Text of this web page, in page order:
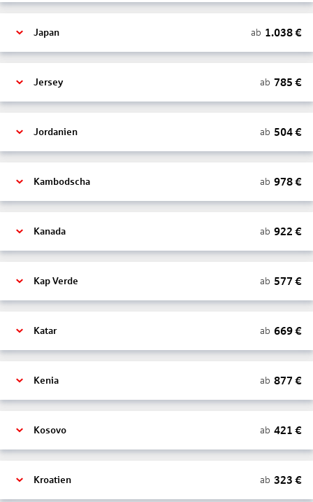
Japan ab 1.038€
Jersey ab 785 €
Jordanien ab 504€
Kambodscha ab 978€
Kanada ab 922 €
Kap Verde ab 577 €
Katar ab 669€
Kenia ab 877 €
Kosovo ab 421 €
Kroatien ab 323 €